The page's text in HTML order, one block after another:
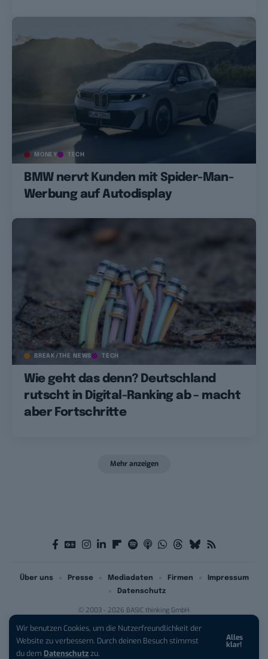
Wir benutzen Cookies, um die Nutzerfreundlichkeit der
Website zu verbessern. Durch deinen Besuch stimmst
du dem Datenschutzzu.
Alles
klar!
MONEY TECH
BMW nervt Kunden mit Spider-Man-
Werbung auf Autodisplay
BREAK/THE NEWS TECH
Wie geht das denn? Deutschland
rutscht in Digital-Ranking ab – macht
aber Fortschritte
Mehr anzeigen
© 2003 - 2026 BASIC thinking GmbH
Über uns Presse Mediadaten Firmen
Impressum
Datenschutz
iPhone 17 Pro sichern:Für 1 € +
200 € Hardware-Bonus!